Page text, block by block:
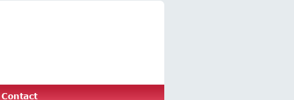
Contact